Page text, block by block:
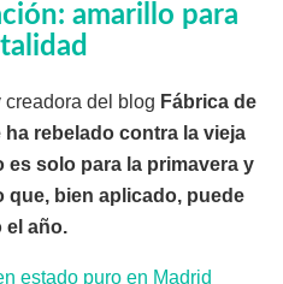
amarillo para
creadora del blog Fábrica de
ha rebelado contra la vieja
es solo para la primavera y
que, bien aplicado, puede
el año.
estado puro en Madrid